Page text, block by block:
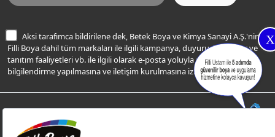
X
KVKK Talep Formu
KVKK Aydınlatma Metni
Aksi tarafımca bildirilene dek, Betek Boya ve Kimya Sanayi A.Ş.'nin
Filli Boya dahil tüm markaları ile ilgili kampanya, duyuru, hizmetler ve
tanıtım faaliyetleri vb. ile ilgili olarak e-posta yoluyla şahsıma
bilgilendirme yapılmasına ve iletişim kurulmasına izin veriyorum.